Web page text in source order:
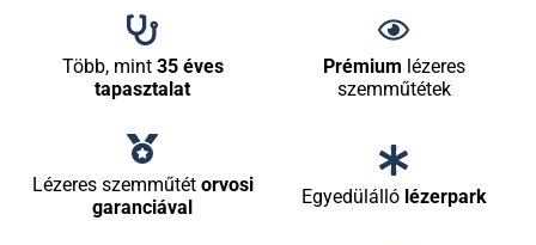
Több, mint 35 éves
tapasztalat
Prémium lézeres
szemműtétek
Lézeres szemműtét orvosi
garanciával
Egyedülálló lézerpark